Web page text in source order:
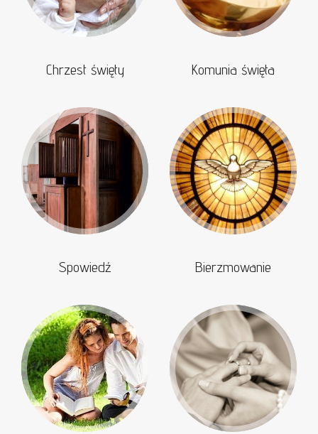
Chrzest święty Komunia święta
Spowiedź Bierzmowanie